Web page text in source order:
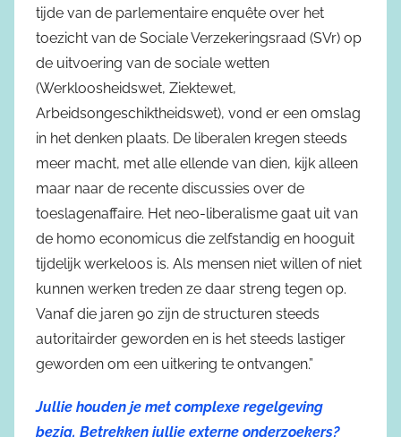
tijde van de parlementaire enquête over het
toezicht van de Sociale Verzekeringsraad (SVr) op
de uitvoering van de sociale wetten
(Werkloosheidswet, Ziektewet,
Arbeidsongeschiktheidswet), vond er een omslag
in het denken plaats. De liberalen kregen steeds
meer macht, met alle ellende van dien, kijk alleen
maar naar de recente discussies over de
toeslagenaffaire. Het neo-liberalisme gaat uit van
de homo economicus die zelfstandig en hooguit
tijdelijk werkeloos is. Als mensen niet willen of niet
kunnen werken treden ze daar streng tegen op.
Vanaf die jaren 90 zijn de structuren steeds
autoritairder geworden en is het steeds lastiger
geworden om een uitkering te ontvangen.”
Jullie houden je met complexe regelgeving
bezig. Betrekken jullie externe onderzoekers?